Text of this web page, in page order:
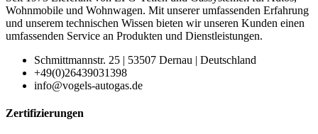
Wohnmobile und Wohnwagen. Mit unserer umfassenden Erfahrung
und unserem technischen Wissen bieten wir unseren Kunden einen
umfassenden Service an Produkten und Dienstleistungen.
Schmittmannstr. 25 | 53507 Dernau | Deutschland
+49(0)26439031398
info@vogels-autogas.de
Zertifizierungen